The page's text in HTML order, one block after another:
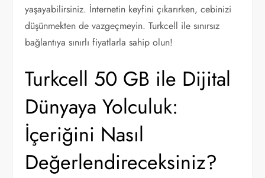
yaşayabilirsiniz. İnternetin keyfini çıkarırken, cebinizi
düşünmekten de vazgeçmeyin. Turkcell ile sınırsız
bağlantıya sınırlı fiyatlarla sahip olun!
Turkcell 50 GB ile Dijital
Dünyaya Yolculuk:
İçeriğini Nasıl
Değerlendireceksiniz?